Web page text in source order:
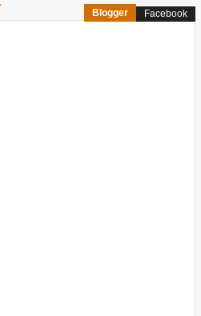
Blogger Facebook